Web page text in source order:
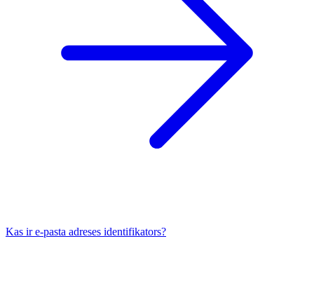
Kas ir e-pasta adreses identifikators?